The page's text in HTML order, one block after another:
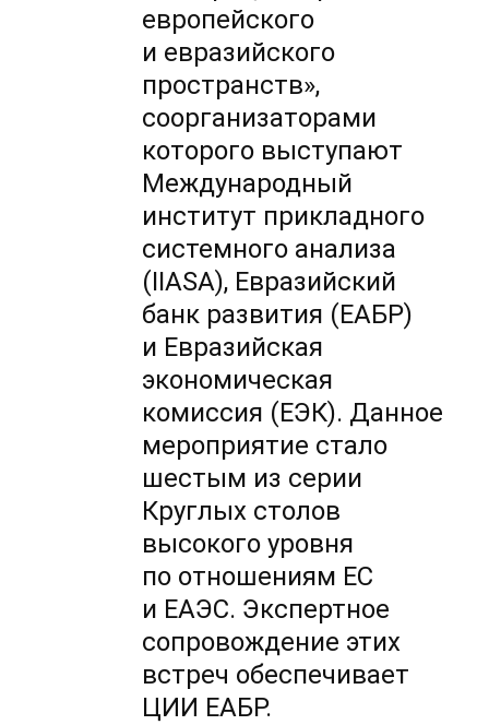
европейского
и евразийского
пространств»,
соорганизаторами
которого выступают
Международный
институт прикладного
системного анализа
(IIASA), Евразийский
банк развития (ЕАБР)
и Евразийская
экономическая
комиссия (ЕЭК). Данное
мероприятие стало
шестым из серии
Круглых столов
высокого уровня
по отношениям ЕС
и ЕАЭС. Экспертное
сопровождение этих
встреч обеспечивает
ЦИИ ЕАБР.